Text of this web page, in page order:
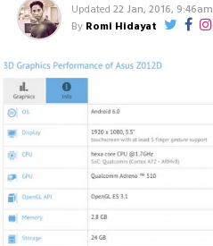
Updated 22 Jan, 2016, 9:46am
By Romi Hidayat